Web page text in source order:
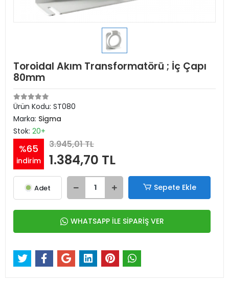
Toroidal Akım Transformatörü ; İç Çapı
80mm
Ürün Kodu: ST080
Marka: Sigma
Stok: 20+
%65
indirim
3.945,01 TL
1.384,70 TL
Adet Sepete Ekle
WHATSAPP İLE SİPARİŞ VER